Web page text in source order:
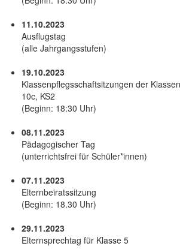
11.10.2023
Ausflugstag
(alle Jahrgangsstufen)
19.10.2023
Klassenpflegsschaftsitzungen der
10c, KS2
(Beginn: 18:30 Uhr)
08.11.2023
Pädagogischer Tag
(unterrichtsfrei für Schüler*innen)
07.11.2023
Elternbeiratssitzung
(Beginn: 18.30 Uhr)
29.11.2023
Elternsprechtag für Klasse 5